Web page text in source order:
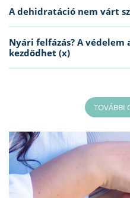
A dehidratáció nem várt
Nyári felfázás? A
kezdődhet (x)
TOVÁBBI